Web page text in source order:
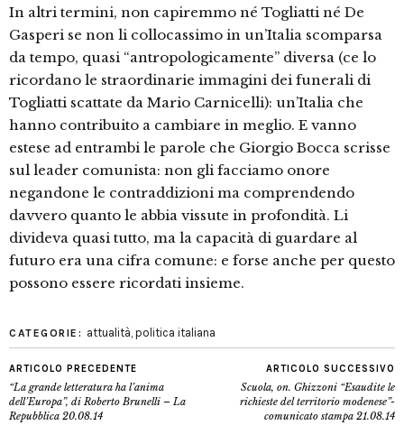
In altri termini, non capiremmo né Togliatti né De
Gasperi se non li collocassimo in un’Italia scomparsa
da tempo, quasi “antropologicamente” diversa (ce lo
ricordano le straordinarie immagini dei funerali di
Togliatti scattate da Mario Carnicelli): un’Italia che
hanno contribuito a cambiare in meglio. E vanno
estese ad entrambi le parole che Giorgio Bocca scrisse
sul leader comunista: non gli facciamo onore
negandone le contraddizioni ma comprendendo
davvero quanto le abbia vissute in profondità. Li
divideva quasi tutto, ma la capacità di guardare al
futuro era una cifra comune: e forse anche per questo
possono essere ricordati insieme.
CATEGORIE: attualità, politica italiana
ARTICOLO PRECEDENTE
“La grande letteratura ha l’anima
dell’Europa”, di Roberto Brunelli – La
Repubblica 20.08.14
ARTICOLO SUCCESSIVO
Scuola, on. Ghizzoni “Esaudite le
richieste del territorio modenese”-
comunicato stampa 21.08.14